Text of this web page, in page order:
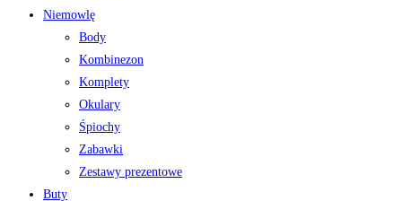
Niemowlę
Body
Kombinezon
Komplety
Okulary
Śpiochy
Zabawki
Zestawy prezentowe
Buty